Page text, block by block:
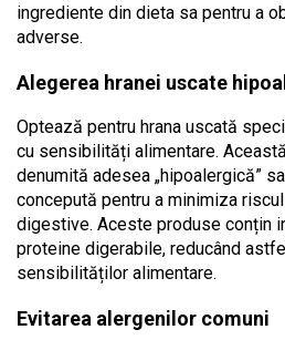
ingrediente din dieta sa pentru a
adverse.
Alegerea hranei uscate
Optează pentru hrana uscată
cu sensibilități alimentare.
denumită adesea „hipoalergică”
concepută pentru a minimiza
digestive. Aceste produse conțin
proteine digerabile, reducând
sensibilităților alimentare.
Evitarea alergenilor comuni